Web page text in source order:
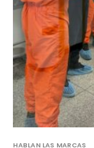
HABLAN LAS MARCAS